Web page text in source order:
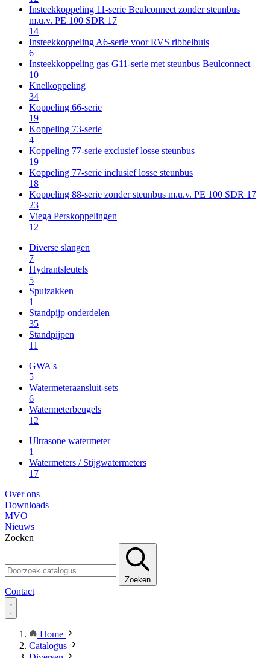
Insteekkoppeling 11-serie Beulconnect zonder steunbus
m.u.v. PE 100 SDR 17
14
Insteekkoppeling A6-serie voor RVS ribbelbuis
6
Insteekkoppeling gas G11-serie met steunbus Beulconnect
10
Knelkoppeling
34
Koppeling 66-serie
19
Koppeling 73-serie
4
Koppeling 77-serie exclusief losse steunbus
19
Koppeling 77-serie inclusief losse steunbus
18
Koppeling 88-serie zonder steunbus m.u.v. PE 100 SDR 17
23
Viega Perskoppelingen
12
Diverse slangen
7
Hydrantsleutels
5
Spuizakken
1
Standpijp onderdelen
35
Standpijpen
11
GWA's
5
Watermeteraansluit-sets
6
Watermeterbeugels
12
Ultrasone watermeter
1
Watermeters / Stijgwatermeters
17
Over ons
Downloads
MVO
Nieuws
Zoeken
Zoeken
Contact
Home
Catalogus